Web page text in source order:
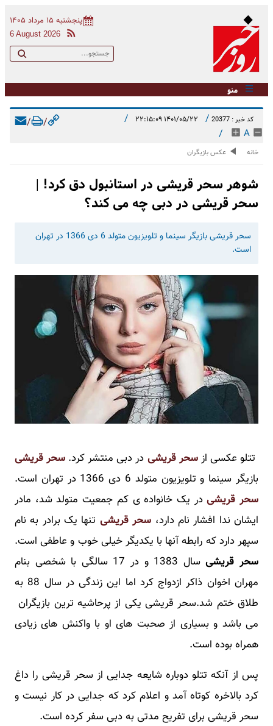
پنجشنبه ۱۵ مرداد ۱۴۰۵
6 August 2026
منو
کد خبر : 20377 / ۱۴۰۱/۰۵/۲۲ ۲۲:۱۵:۰۹ /
A
/
/
/
خانه عکس بازیگران
شوهر سحر قریشی در استانبول دق کرد! |
سحر قریشی در دبی چه می کند؟
سحر قریشی بازیگر سینما و تلویزیون متولد 6 دی 1366 در تهران
است.
تتلو عکسی ازسحر قریشی در دبی منتشر کرد. سحر قریشی
بازیگر سینما و تلویزیون متولد 6 دی 1366 در تهران است.
سحر قریشیدر یک خانواده ی کم جمعیت متولد شد، مادر
ایشان ندا افشار نام دارد، سحر قریشی تنها یک برادر به نام
سپهر دارد که رابطه آنها با یکدیگر خیلی خوب و عاطفی است.
سحر قریشی
سال 1383 و در 17 سالگی با شخصی بنام
مهران اخوان ذاکر ازدواج کرد اما این زندگی در سال 88 به
طلاق ختم شد.سحر قریشی یکی از پرحاشیه ترین بازیگران
می باشد و بسیاری از صحبت های او با واکنش های زیادی
همراه بوده است.
پس از آنکه تتلو دوباره شایعه جدایی از سحر قریشی را داغ
کرد بالاخره کوتاه آمد و اعلام کرد که جدایی در کار نیست و
سحر قریشی برای تفریح مدتی به دبی سفر کرده است.